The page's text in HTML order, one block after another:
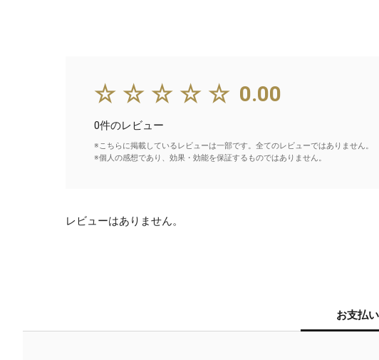
☆☆☆☆☆ 0.00
0件のレビュー
※こちらに掲載しているレビューは一部です。全てのレビューではありません。
※個人の感想であり、効果・効能を保証するものではありません。
レビューはありません。
お支払